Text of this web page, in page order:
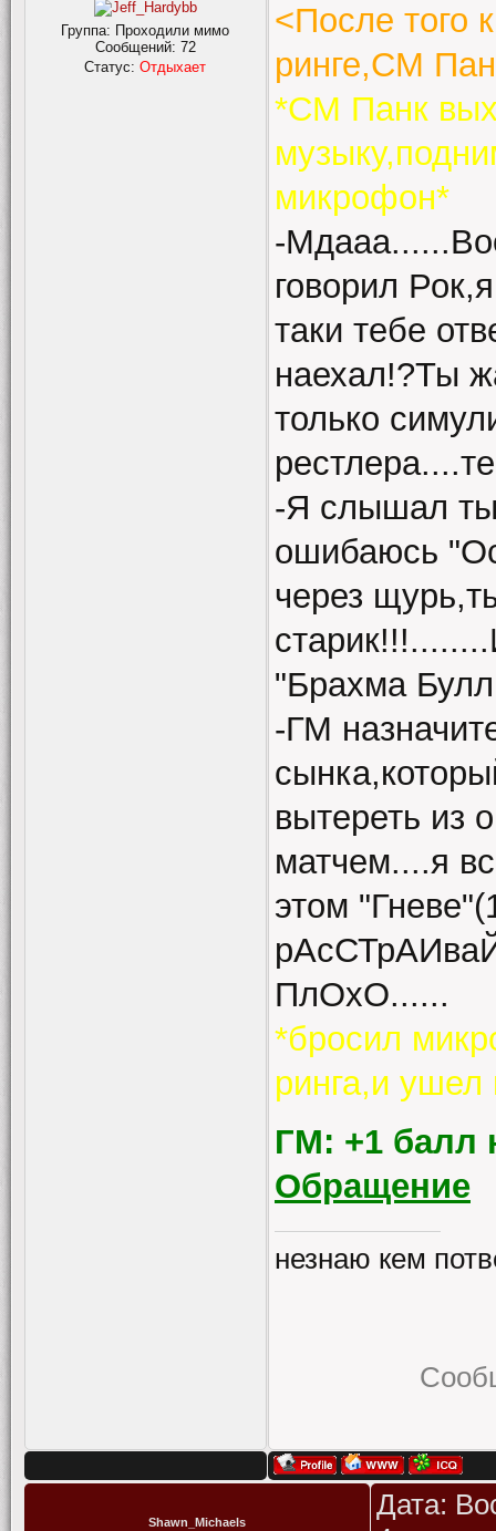
Группа: Проходили мимо
Сообщений: 72
Статус:Отдыхает
<После того
ринге,СМ
*СМ Панк
микрофон*
-
говорил
таки тебе
наехал!?Ты
только
-Я слышал ты
ошибаюсь
через
"Брахма
-ГМ
вытереть из
матчем....я
этом
ПлОхО......
*бросил
ринга,и
ГМ: +1 балл
Обращение
незнаю кем
Shawn_Michaels
Дата: